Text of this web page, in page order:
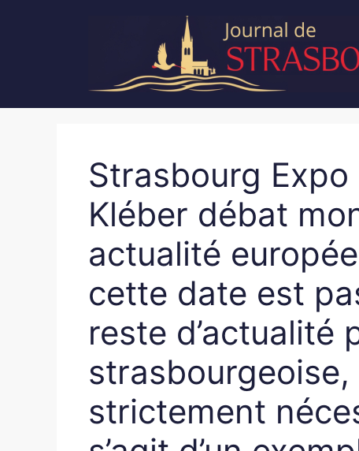
Strasbourg
Kléber débat
actualité
cette date est
reste d’actualité
strictement